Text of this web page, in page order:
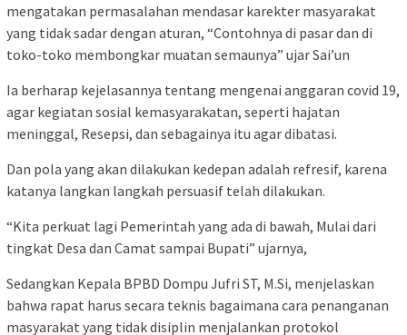
mengatakan permasalahan mendasar karekter masyarakat
yang tidak sadar dengan aturan, “Contohnya di pasar dan di
toko-toko membongkar muatan semaunya” ujar Sai’un
Ia berharap kejelasannya tentang mengenai anggaran covid 19,
agar kegiatan sosial kemasyarakatan, seperti hajatan
meninggal, Resepsi, dan sebagainya itu agar dibatasi.
Dan pola yang akan dilakukan kedepan adalah refresif, karena
katanya langkan langkah persuasif telah dilakukan.
“Kita perkuat lagi Pemerintah yang ada di bawah, Mulai dari
tingkat Desa dan Camat sampai Bupati” ujarnya,
Sedangkan Kepala BPBD Dompu Jufri ST, M.Si, menjelaskan
bahwa rapat harus secara teknis bagaimana cara penanganan
masyarakat yang tidak disiplin menjalankan protokol